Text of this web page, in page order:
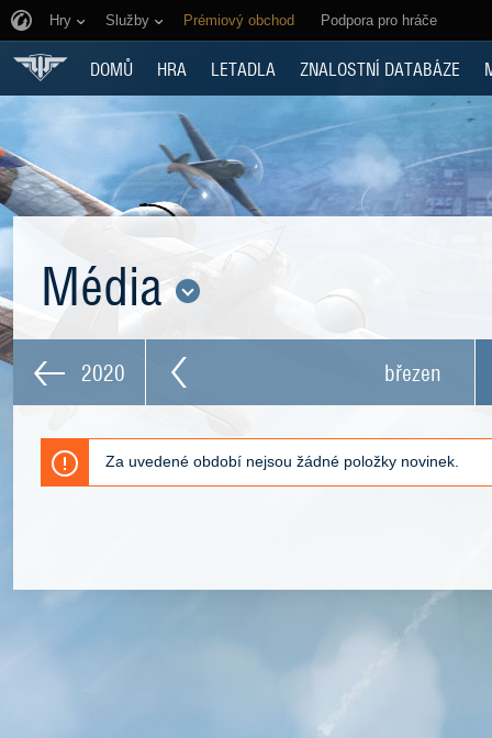
Hry Služby Prémiový obchod Podpora pro hráče
DOMŮ HRA LETADLA ZNALOSTNÍ DATABÁZE
Média
2020 březen
Za uvedené období nejsou žádné položky novinek.